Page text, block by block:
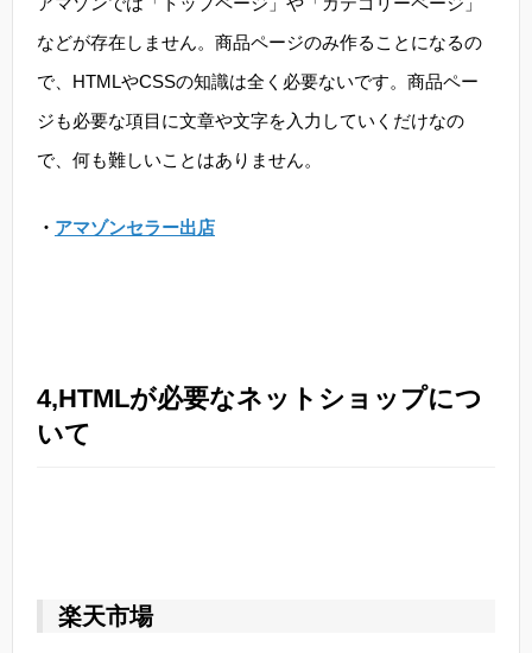
などが存在しません。商品ページのみ作ることになるの
で、HTMLやCSSの知識は全く必要ないです。商品ペー
ジも必要な項目に文章や文字を入力していくだけなの
で、何も難しいことはありません。
・ アマゾンセラー出店
4,HTMLが必要なネットショップにつ
いて
楽天市場